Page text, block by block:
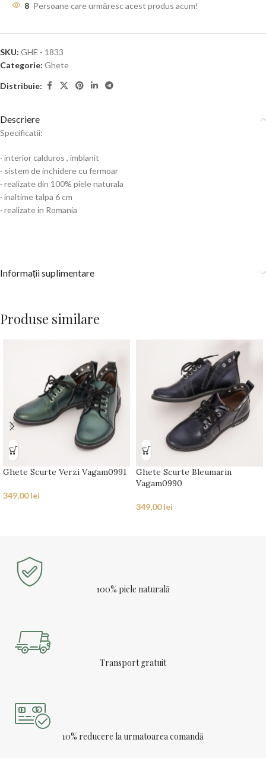
8 Persoane care urmăresc acest produs acum!
SKU: GHE - 1833
Categorie: Ghete
Distribuie:
Descriere
Specificatii:
· interior calduros , imblanit
· sistem de inchidere cu fermoar
· realizate din 100% piele naturala
· inaltime talpa 6 cm
· realizate in Romania
Informații suplimentare
Produse similare
Ghete Scurte Verzi Vagam0991
349,00lei
Ghete Scurte Bleumarin
Vagam0990
349,00lei
100% piele naturală
Transport gratuit
10% reducere la urmatoarea comandă